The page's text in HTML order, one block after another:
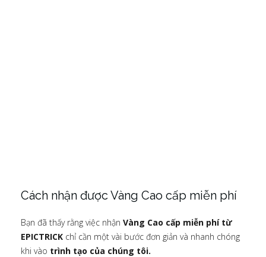
Cách nhận được Vàng Cao cấp miễn phí
Bạn đã thấy rằng việc nhận Vàng Cao cấp miễn phí từ
EPICTRICK chỉ cần một vài bước đơn giản và nhanh chóng
khi vào trình tạo của chúng tôi.